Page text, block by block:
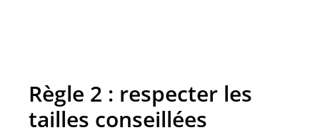
Règle 2 : respecter les
tailles conseillées